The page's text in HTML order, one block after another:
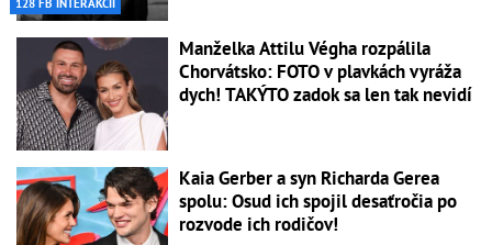
Manželka Attilu Végha rozpálila
Chorvátsko: FOTO v plavkách vyráža
dych! TAKÝTO zadok sa len tak nevidí
Kaia Gerber a syn Richarda Gerea
spolu: Osud ich spojil desaťročia po
rozvode ich rodičov!